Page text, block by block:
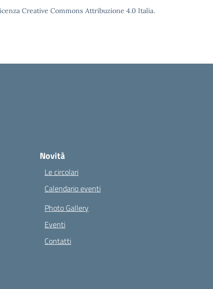
Creative Commons Attribuzione 4.0 Italia.
Novità
Le circolari
Calendario eventi
Photo Gallery
Eventi
Contatti